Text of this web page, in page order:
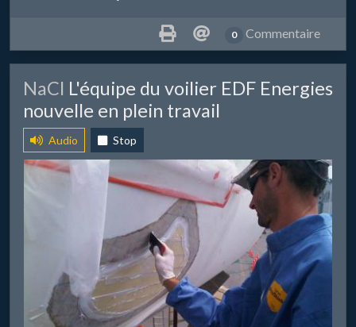
0 Commentaire
​NaCl L'équipe du voilier EDF Energies
nouvelle en plein travail
Audio Stop